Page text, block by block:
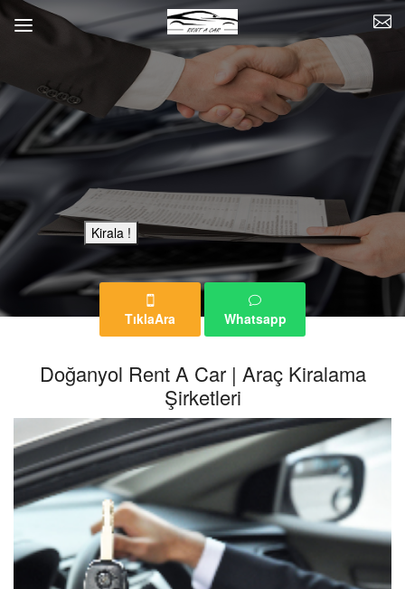
TıklaAra Whatsapp
Bu Reklam Sayfası Kiralıktır.
Kirala !
Doğanyol Rent A Car | Araç Kiralama
Şirketleri